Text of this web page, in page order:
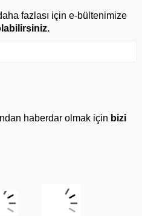
fazlası için e-bültenimize
haberdar olmak için bizi